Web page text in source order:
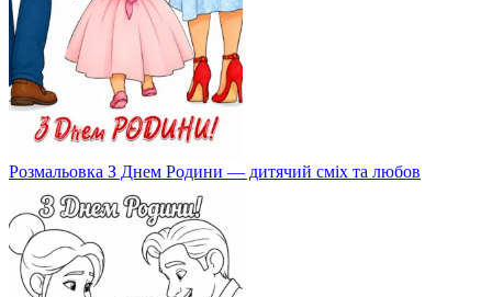
Розмальовка З Днем Родини — дитячий сміх та любов